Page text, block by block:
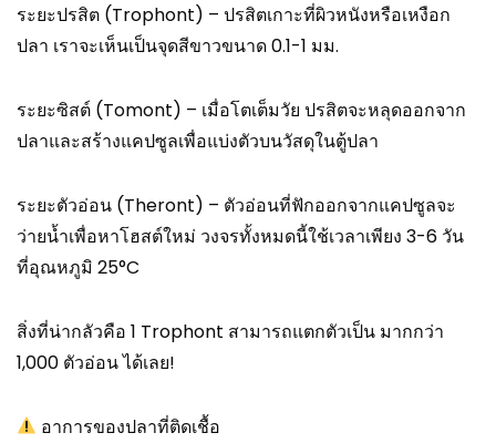
ระยะปรสิต (Trophont) – ปรสิตเกาะที่ผิวหนังหรือเหงือก
ปลา เราจะเห็นเป็นจุดสีขาวขนาด 0.1-1 มม.
ระยะซิสต์ (Tomont) – เมื่อโตเต็มวัย ปรสิตจะหลุดออกจาก
ปลาและสร้างแคปซูลเพื่อแบ่งตัวบนวัสดุในตู้ปลา
ระยะตัวอ่อน (Theront) – ตัวอ่อนที่ฟักออกจากแคปซูลจะ
ว่ายน้ำเพื่อหาโฮสต์ใหม่ วงจรทั้งหมดนี้ใช้เวลาเพียง 3-6 วัน
ที่อุณหภูมิ 25°C
สิ่งที่น่ากลัวคือ 1 Trophont สามารถแตกตัวเป็น มากกว่า
1,000 ตัวอ่อน ได้เลย!
อาการของปลาที่ติดเชื้อ